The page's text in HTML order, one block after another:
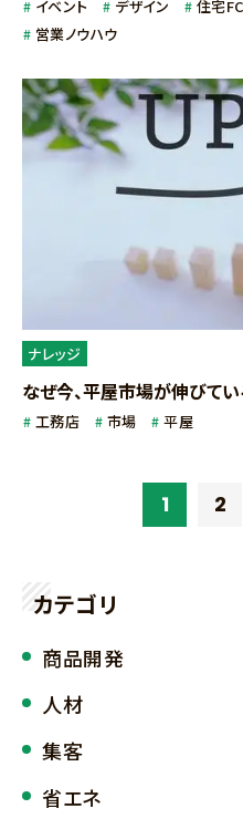
イベント デザイン 住宅FC
営業ノウハウ
ナレッジ
なぜ今、平屋市場が伸びて
工務店 市場 平屋
1 2
カテゴリ
商品開発
人材
集客
省エネ